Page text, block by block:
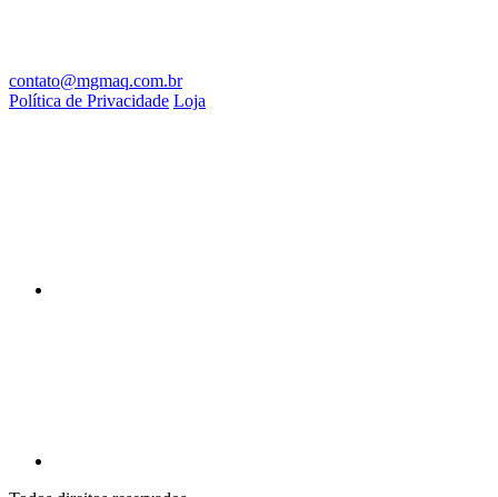
contato@mgmaq.com.br
Política de Privacidade Loja